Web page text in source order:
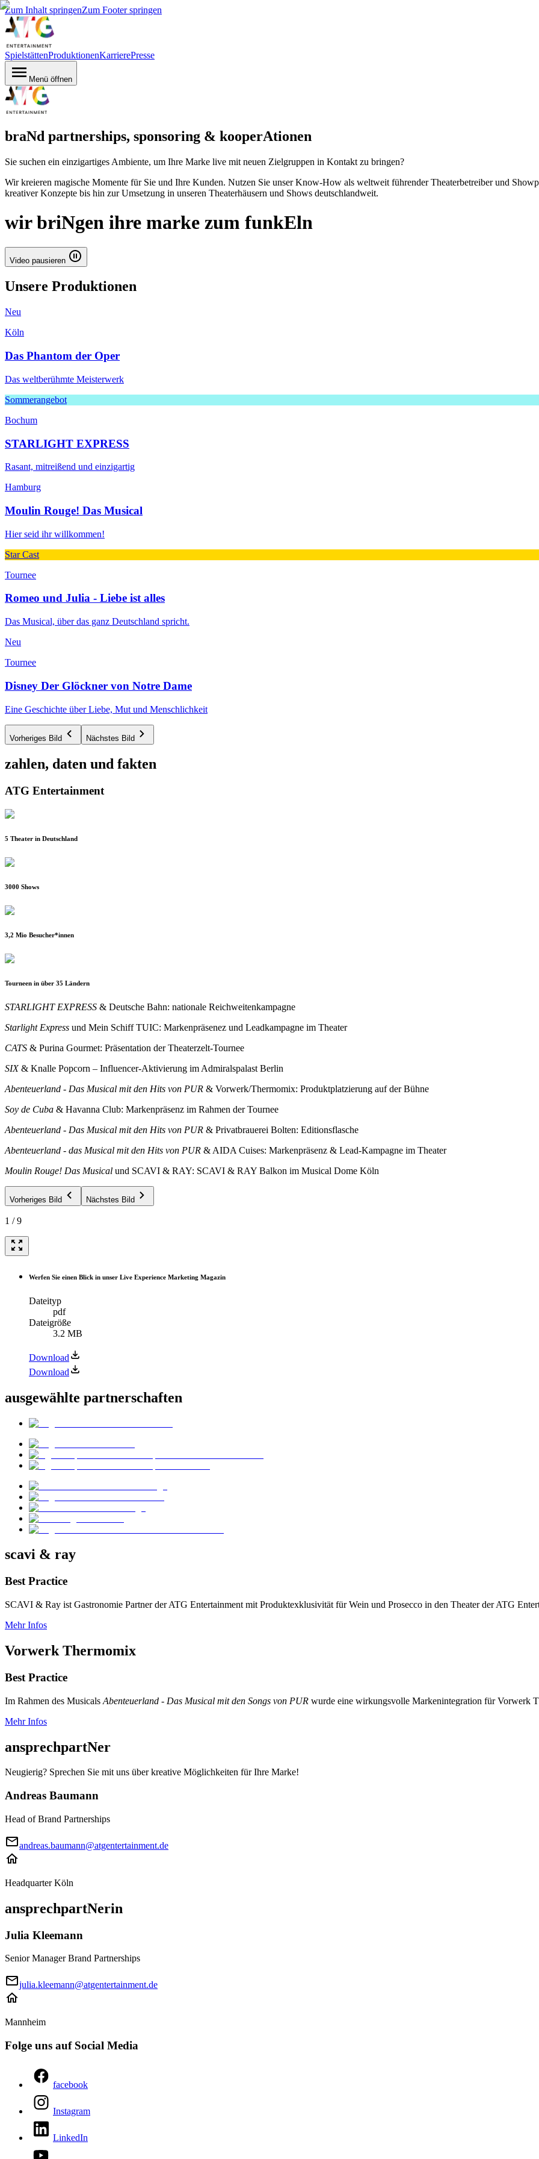
Zum Inhalt springenZum Footer springen
SpielstättenProduktionenKarrierePresse
Menü öffnen
braNd partnerships, sponsoring & kooperAtionen
Sie suchen ein einzigartiges Ambiente, um Ihre Marke live mit neuen Zielgruppen in Kontakt zu bringen?
Wir kreieren magische Momente für Sie und Ihre Kunden. Nutzen Sie unser Know-How als weltweit führender Theaterbetreiber und
kreativer Konzepte bis hin zur Umsetzung in unseren Theaterhäusern und Shows deutschlandweit.
wir briNgen ihre marke zum funkEln
Video pausieren
Unsere Produktionen
Neu
Köln
Das Phantom der Oper
Das weltberühmte Meisterwerk
Sommerangebot
Bochum
STARLIGHT EXPRESS
Rasant, mitreißend und einzigartig
Hamburg
Moulin Rouge! Das Musical
Hier seid ihr willkommen!
Star Cast
Tournee
Romeo und Julia - Liebe ist alles
Das Musical, über das ganz Deutschland spricht.
Neu
Tournee
Disney Der Glöckner von Notre Dame
Eine Geschichte über Liebe, Mut und Menschlichkeit
Vorheriges Bild Nächstes Bild
zahlen, daten und fakten
ATG Entertainment
5 Theater in Deutschland
3000 Shows
3,2 Mio Besucher*innen
Tourneen in über 35 Ländern
STARLIGHT EXPRESS & Deutsche Bahn: nationale Reichweitenkampagne
Starlight Express und Mein Schiff TUIC: Markenpräsenez und Leadkampagne im Theater
CATS & Purina Gourmet: Präsentation der Theaterzelt-Tournee
SIX& Knalle Popcorn – Influencer-Aktivierung im Admiralspalast Berlin
Abenteuerland - Das Musical mit den Hits von PUR & Vorwerk/Thermomix: Produktplatzierung auf der Bühne
Soy de Cuba & Havanna Club: Markenpräsenz im Rahmen der Tournee
Abenteuerland - Das Musical mit den Hits von PUR & Privatbrauerei Bolten: Editionsflasche
Abenteuerland - das Musical mit den Hits von PUR & AIDA Cuises: Markenpräsenz & Lead-Kampagne im Theater
Moulin Rouge! Das Musical und SCAVI & RAY: SCAVI & RAY Balkon im Musical Dome Köln
Vorheriges Bild Nächstes Bild
1 /9
Werfen Sie einen Blick in unser Live Experience Marketing Magazin
Dateityp
pdf
Dateigröße
3.2 MB
Download
Download
ausgewählte partnerschaften
scavi & ray
Best Practice
SCAVI & Ray ist Gastronomie Partner der ATG Entertainment mit Produktexklusivität für Wein und Prosecco in den Theater der ATG
Mehr Infos
Vorwerk Thermomix
Best Practice
Im Rahmen des Musicals Abenteuerland - Das Musical mit den Songs von PUR wurde eine wirkungsvolle Markenintegration für Vorwerk
Mehr Infos
ansprechpartNer
Neugierig? Sprechen Sie mit uns über kreative Möglichkeiten für Ihre Marke!
Andreas Baumann
Head of Brand Partnerships
andreas.baumann@atgentertainment.de
Headquarter Köln
ansprechpartNerin
Julia Kleemann
Senior Manager Brand Partnerships
julia.kleemann@atgentertainment.de
Mannheim
Folge uns auf Social Media
facebook
Instagram
LinkedIn